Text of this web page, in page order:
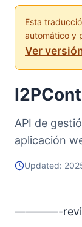
Esta
automático y
Ver
API de
aplicación
Updated:
————-